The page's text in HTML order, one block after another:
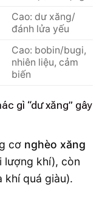
Cao: dư xăng/
đánh lửa yếu
Cao: bobin/bugi,
nhiên liệu, cảm
biến
gì “dư xăng” gây
cơ nghèo xăng
lượng khí), còn
khí quá giàu).